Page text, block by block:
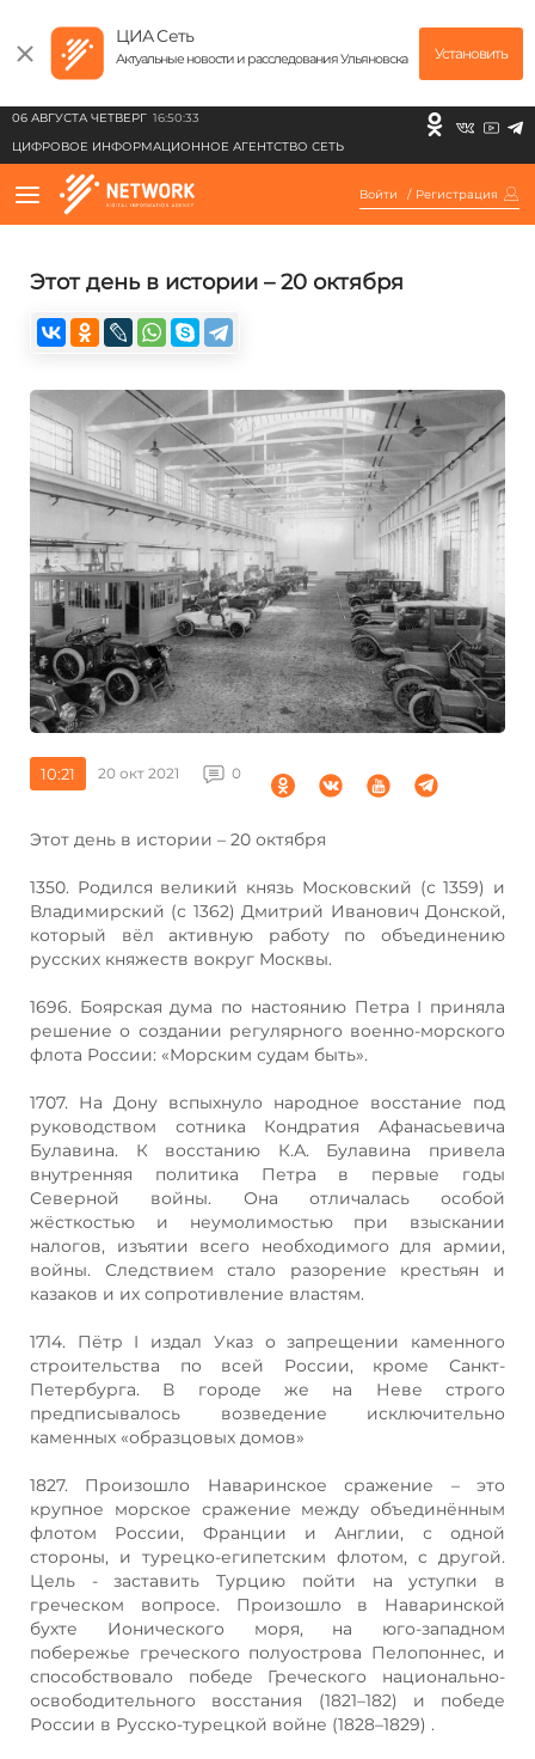
ЦИА Сеть
Актуальные новости и расследования Ульяновска Установить
06 АВГУСТА ЧЕТВЕРГ 16:50:33
ЦИФРОВОЕ ИНФОРМАЦИОННОЕ АГЕНТСТВО СЕТЬ
Войти / Регистрация
Этот день в истории – 20 октября
10:21 20 окт 2021 0
Этот день в истории – 20 октября
1350. Родился великий князь Московский (с 1359) и
Владимирский (с 1362) Дмитрий Иванович Донской,
который вёл активную работу по объединению
русских княжеств вокруг Москвы.
1696. Боярская дума по настоянию Петра I приняла
решение о создании регулярного военно-морского
флота России: «Морским судам быть».
1707. На Дону вспыхнуло народное восстание под
руководством сотника Кондратия Афанасьевича
Булавина. К восстанию К.А. Булавина привела
внутренняя политика Петра в первые годы
Северной войны. Она отличалась особой
жёсткостью и неумолимостью при взыскании
налогов, изъятии всего необходимого для армии,
войны. Следствием стало разорение крестьян и
казаков и их сопротивление властям.
1714. Пётр I издал Указ о запрещении каменного
строительства по всей России, кроме Санкт-
Петербурга. В городе же на Неве строго
предписывалось возведение исключительно
каменных «образцовых домов»
1827. Произошло Наваринское сражение – это
крупное морское сражение между объединённым
флотом России, Франции и Англии, с одной
стороны, и турецко-египетским флотом, с другой.
Цель - заставить Турцию пойти на уступки в
греческом вопросе. Произошло в Наваринской
бухте Ионического моря, на юго-западном
побережье греческого полуострова Пелопоннес, и
способствовало победе Греческого национально-
освободительного восстания (1821–182) и победе
России в Русско-турецкой войне (1828–1829) .